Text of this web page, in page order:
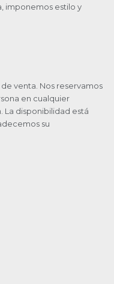
imponemos estilo y
venta. Nos reservamos
en cualquier
La disponibilidad está
su